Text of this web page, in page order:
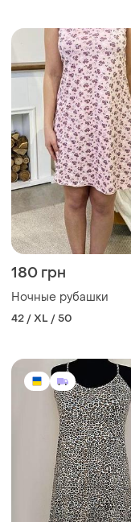
180 грн
Ночные рубашки
42 / XL / 50